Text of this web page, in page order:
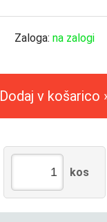
Zaloga: na zalogi
Dodaj v košarico
kos